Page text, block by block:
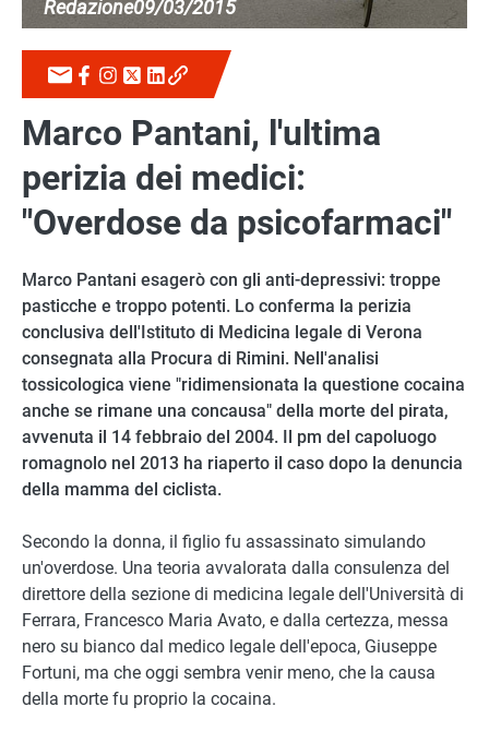
Redazione09/03/2015
Marco Pantani, l'ultima
perizia dei medici:
"Overdose da psicofarmaci"
Marco Pantani esagerò con gli anti-depressivi: troppe
pasticche e troppo potenti. Lo conferma la perizia
conclusiva dell'Istituto di Medicina legale di Verona
consegnata alla Procura di Rimini. Nell'analisi
tossicologica viene "ridimensionata la questione cocaina
anche se rimane una concausa" della morte del pirata,
avvenuta il 14 febbraio del 2004. Il pm del capoluogo
romagnolo nel 2013 ha riaperto il caso dopo la denuncia
della mamma del ciclista.
Secondo la donna, il figlio fu assassinato simulando
un'overdose. Una teoria avvalorata dalla consulenza del
direttore della sezione di medicina legale dell'Università di
Ferrara, Francesco Maria Avato, e dalla certezza, messa
nero su bianco dal medico legale dell'epoca, Giuseppe
Fortuni, ma che oggi sembra venir meno, che la causa
della morte fu proprio la cocaina.